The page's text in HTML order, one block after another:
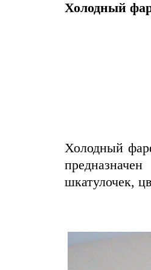
Холодный
Холодный
шкатулочек,